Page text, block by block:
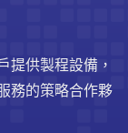
提供製程設備，
務的策略合作夥